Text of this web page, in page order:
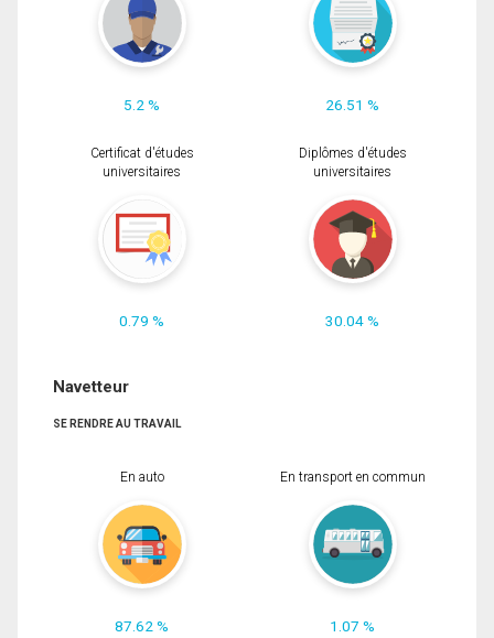
5.2 % 26.51 %
Certificat d'études
universitaires
0.79 %
Diplômes d'études
universitaires
30.04 %
Navetteur
SE RENDRE AU TRAVAIL
En auto
87.62 %
En transport en commun
1.07 %